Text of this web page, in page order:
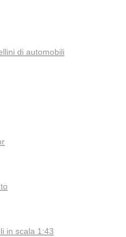
di automobili
in scala 1:43